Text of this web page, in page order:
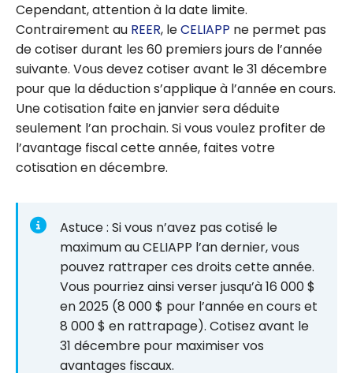
Cependant, attention à la date limite.
Contrairement au REER, leCELIAPP ne permet pas
de cotiser durant les 60 premiers jours de l’année
suivante. Vous devez cotiser avant le 31 décembre
pour que la déduction s’applique à l’année en cours.
Une cotisation faite en janvier sera déduite
seulement l’an prochain. Si vous voulez profiter de
l’avantage fiscal cette année, faites votre
cotisation en décembre.
Astuce : Si vous n’avez pas cotisé le
maximum au CELIAPP l’an dernier, vous
pouvez rattraper ces droits cette année.
Vous pourriez ainsi verser jusqu’à 16 000 $
en 2025 (8 000 $ pour l’année en cours et
8 000 $ en rattrapage). Cotisez avant le
31 décembre pour maximiser vos
avantages fiscaux.